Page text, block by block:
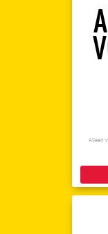
Alleen